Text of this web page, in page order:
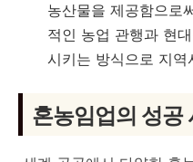
농산물을 제공함으로
적인 농업 관행과 현
시키는 방식으로 지
혼농임업의 성공